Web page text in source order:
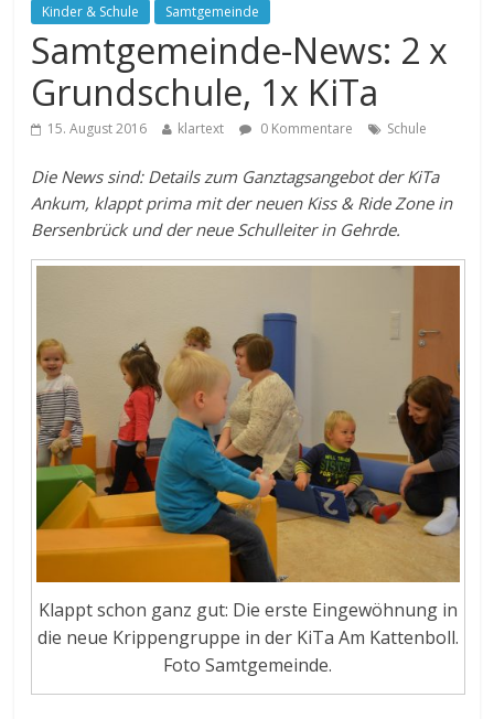
Kinder & Schule Samtgemeinde
Samtgemeinde-News: 2 x
Grundschule, 1x KiTa
15. August 2016 klartext 0 Kommentare Schule
Die News sind: Details zum Ganztagsangebot der KiTa
Ankum, klappt prima mit der neuen Kiss & Ride Zone in
Bersenbrück und der neue Schulleiter in Gehrde.
Klappt schon ganz gut: Die erste Eingewöhnung in
die neue Krippengruppe in der KiTa Am Kattenboll.
Foto Samtgemeinde.